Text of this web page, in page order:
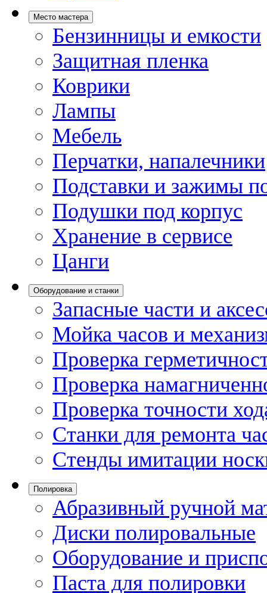
Место мастера
Бензинницы и емкости
Защитная пленка
Коврики
Лампы
Мебель
Перчатки, напалечники
Подставки и зажимы
Подушки под корпус
Хранение в сервисе
Цанги
Оборудование и станки
Запасные части и
Мойка часов и
Проверка
Проверка
Проверка точности
Станки для ремонта
Стенды имитации
Полировка
Абразивный ручной
Диски полировальные
Оборудование и
Паста для полировки